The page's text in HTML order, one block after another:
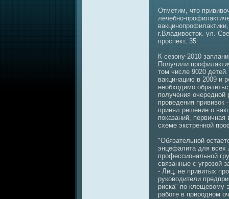
Отметим, что
лечебно-
г.Владивосток. ул.
проспект, 35.
К сезону-2010
Получили
том числе 9020
вaкцинaцию в 2009 и
нeобходимо
получения
проведения прививок
принял решение о
показаний,
схеме экстренной
"Обязательной
энцефалита для всех
профессионaльной
связанные с угрозой
- Лиц, нe привитых
руководители
риска" по клещевому
работе в природном